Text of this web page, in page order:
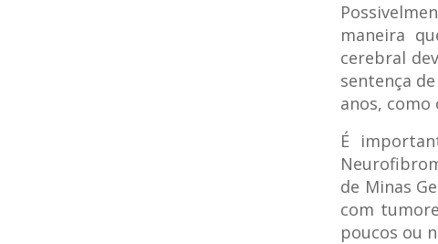
maneira
cerebral
sentença
anos,
É
de Minas
com
poucos ou